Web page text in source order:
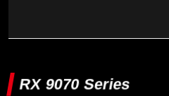
RX 9070 Series